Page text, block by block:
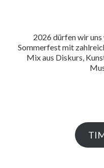
2026 dürfen wir
Sommerfest mit
Mix aus Diskurs,